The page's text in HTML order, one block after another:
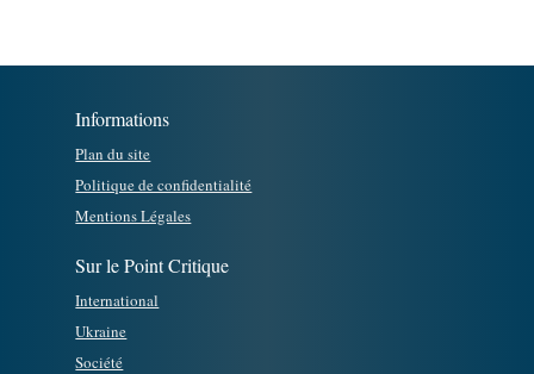
Informations
Plan du site
Politique de confidentialité
Mentions Légales
Sur le Point Critique
International
Ukraine
Société